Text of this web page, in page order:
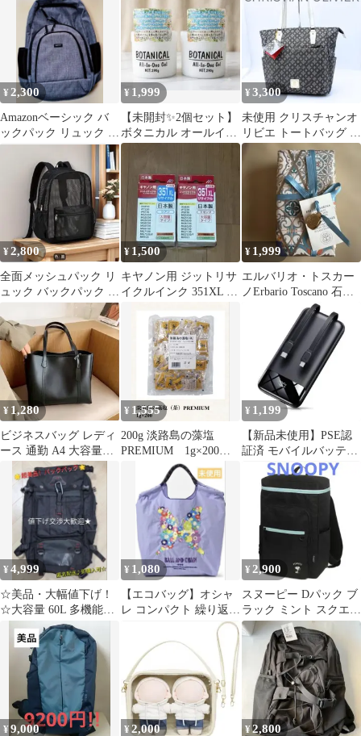
¥ 2,300
Amazonベーシック バ
ックパック リュック グ
レー
¥ 1,999
【未開封✨2個セット】
ボタニカル オールイン
ワンゲルクリーム 290g
¥3,300
未使用 クリスチャンオ
リビエ トートバッグ モ
ノグラム 肩掛け A4 グ
レージュ
¥2,800
全面メッシュパック リ
ュック バックパック ブ
¥ 1,500
キヤノン用 ジットリサ
イクルインク 351XL シ
¥ 1,999
エルバリオ・トスカー
ノErbario Toscano 石鹸
¥ 1,280
ビジネスバッグ レディ
ース 通勤 A4 大容量ト
ート 黒 軽量 就活 フォ
ーマル
¥ 1,555
200g 淡路島の藻塩
PREMIUM 1g×200
個 プレミアム 業務
¥ 1,199
【新品未使用】PSE認
証済 モバイルバッテリ
ー 20000mAh ブラック
¥4,999
☆美品・大幅値下げ！
☆大容量 60L 多機能バ
ックパック リュック ブ
ラック
¥ 1,080
【エコバッグ】オシャ
レ コンパクト 繰り返し
使用 買い物袋 軽量 大
容量 収納
¥ 2,900
スヌーピー Dパック ブ
ラック ミント スクエア
リュックサック バック
パック
¥9,000 ¥2,000 ¥2,800